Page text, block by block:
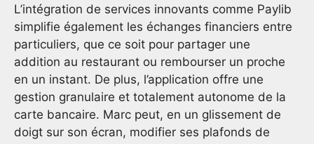
L’intégration de services innovants comme Paylib
simplifie également les échanges financiers entre
particuliers, que ce soit pour partager une
addition au restaurant ou rembourser un proche
en un instant. De plus, l’application offre une
gestion granulaire et totalement autonome de la
carte bancaire. Marc peut, en un glissement de
doigt sur son écran, modifier ses plafonds de